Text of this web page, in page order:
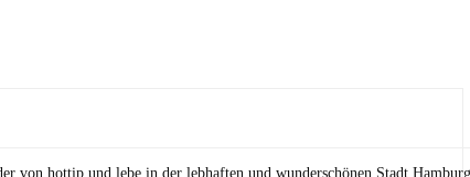
von hottip und lebe in der lebhaften und wunderschönen Stadt